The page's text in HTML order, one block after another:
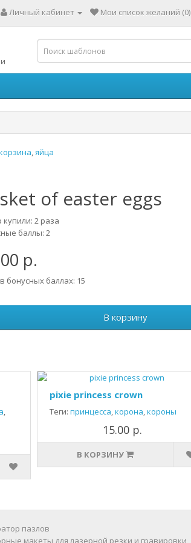
Личный кабинет Мои список желаний (0)
,яйца
of easter eggs
купили: 2 раза
баллы: 2
р.
бонусных баллах: 15
В корзину
,
pixie princess crown
Теги: принцесса,корона,короны
15.00 р.
В КОРЗИНУ
пазлов
макеты для лазерной резки и гравировки